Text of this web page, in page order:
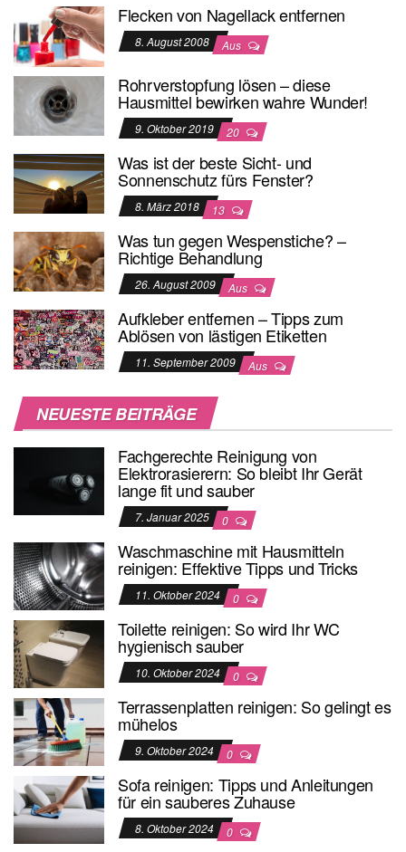
Flecken von Nagellack entfernen
8. August 2008 Aus
Rohrverstopfung lösen – diese
Hausmittel bewirken wahre Wunder!
9. Oktober 2019 20
Was ist der beste Sicht- und
Sonnenschutz fürs Fenster?
8. März 2018 13
Was tun gegen Wespenstiche? –
Richtige Behandlung
26. August 2009 Aus
Aufkleber entfernen – Tipps zum
Ablösen von lästigen Etiketten
11. September 2009 Aus
NEUESTE BEITRÄGE
Fachgerechte Reinigung von
Elektrorasierern: So bleibt Ihr Gerät
lange fit und sauber
7. Januar 2025 0
Waschmaschine mit Hausmitteln
reinigen: Effektive Tipps und Tricks
11. Oktober 2024 0
Toilette reinigen: So wird Ihr WC
hygienisch sauber
10. Oktober 2024 0
Terrassenplatten reinigen: So gelingt es
mühelos
9. Oktober 2024 0
Sofa reinigen: Tipps und Anleitungen
für ein sauberes Zuhause
8. Oktober 2024 0